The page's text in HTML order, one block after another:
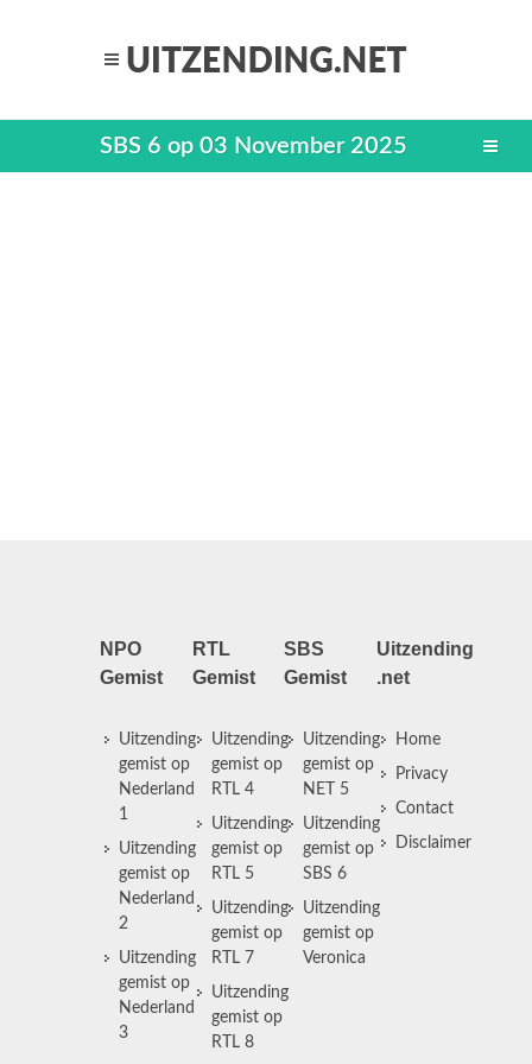
SBS 6 op 03 November 2025
NPO
Gemist
Uitzending
gemist op
Nederland
1
Uitzending
gemist op
Nederland
2
Uitzending
gemist op
Nederland
3
RTL
Gemist
Uitzending
gemist op
RTL 4
Uitzending
gemist op
RTL 5
Uitzending
gemist op
RTL 7
Uitzending
gemist op
RTL 8
SBS
Gemist
Uitzending
gemist op
NET 5
Uitzending
gemist op
SBS 6
Uitzending
gemist op
Veronica
Uitzending
.net
Home
Privacy
Contact
Disclaimer